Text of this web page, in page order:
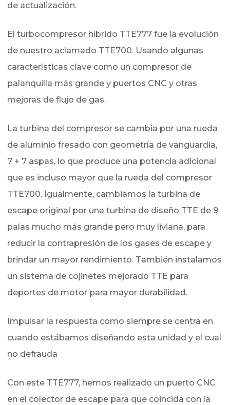
de actualización.
El turbocompresor híbrido TTE777 fue la evolución
de nuestro aclamado TTE700. Usando algunas
características clave como un compresor de
palanquilla más grande y puertos CNC y otras
mejoras de flujo de gas.
La turbina del compresor se cambia por una rueda
de aluminio fresado con geometría de vanguardia,
7 + 7 aspas, lo que produce una potencia adicional
que es incluso mayor que la rueda del compresor
TTE700. Igualmente, cambiamos la turbina de
escape original por una turbina de diseño TTE de 9
palas mucho más grande pero muy liviana, para
reducir la contrapresión de los gases de escape y
brindar un mayor rendimiento. También instalamos
un sistema de cojinetes mejorado TTE para
deportes de motor para mayor durabilidad.
Impulsar la respuesta como siempre se centra en
cuando estábamos diseñando esta unidad y el cual
no defrauda
Con este TTE777, hemos realizado un puerto CNC
en el colector de escape para que coincida con la